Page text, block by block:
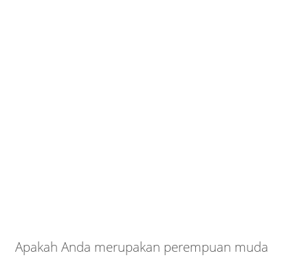
Apakah Anda merupakan perempuan muda